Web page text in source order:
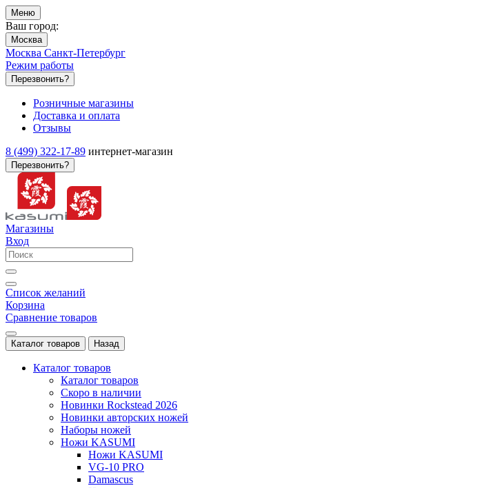
Меню
Ваш город:
Москва
Москва Санкт-Петербург
Режим работы
Перезвонить?
Розничные магазины
Доставка и оплата
Отзывы
8 (499) 322-17-89 интернет-магазин
Перезвонить?
Магазины
Вход
Список желаний
Корзина
Сравнение товаров
Каталог товаров Назад
Каталог товаров
Каталог товаров
Скоро в наличии
Новинки Rockstead 2026
Новинки авторских ножей
Наборы ножей
Ножи KASUMI
Ножи KASUMI
VG-10 PRO
Damascus